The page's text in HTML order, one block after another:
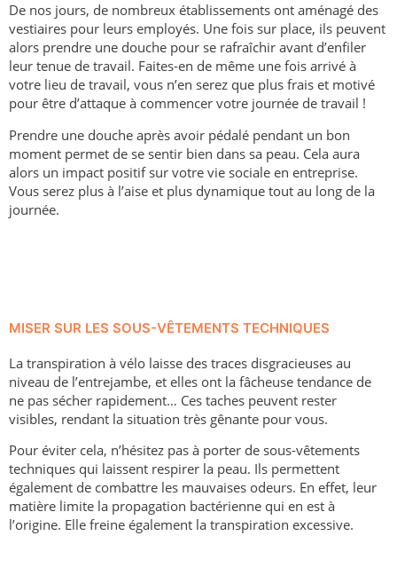
De nos jours, de nombreux établissements ont aménagé des
vestiaires pour leurs employés. Une fois sur place, ils peuvent
alors prendre une douche pour se rafraîchir avant d’enfiler
leur tenue de travail. Faites-en de même une fois arrivé à
votre lieu de travail, vous n’en serez que plus frais et motivé
pour être d’attaque à commencer votre journée de travail !
Prendre une douche après avoir pédalé pendant un bon
moment permet de se sentir bien dans sa peau. Cela aura
alors un impact positif sur votre vie sociale en entreprise.
Vous serez plus à l’aise et plus dynamique tout au long de la
journée.
MISER SUR LES SOUS-VÊTEMENTS TECHNIQUES
La transpiration à vélo laisse des traces disgracieuses au
niveau de l’entrejambe, et elles ont la fâcheuse tendance de
ne pas sécher rapidement… Ces taches peuvent rester
visibles, rendant la situation très gênante pour vous.
Pour éviter cela, n’hésitez pas à porter de sous-vêtements
techniques qui laissent respirer la peau. Ils permettent
également de combattre les mauvaises odeurs. En effet, leur
matière limite la propagation bactérienne qui en est à
l’origine. Elle freine également la transpiration excessive.